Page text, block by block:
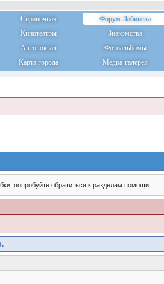
Справочная Форум Лабинска
Кинотеатры Знакомства
Автовокзал Фотоальбомы
Карта города Медиа-галерея
попробуйте обратиться к разделам помощи.